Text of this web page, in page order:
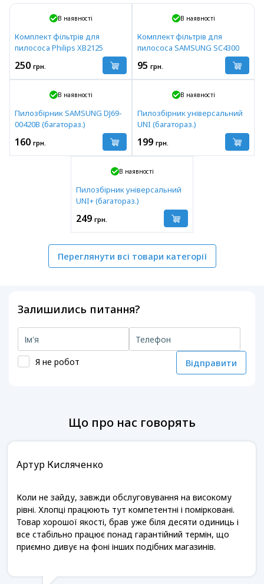
В наявності
Комплект фільтрів для
пилососа Philips XB2125
250 грн.
В наявності
Комплект фільтрів для
пилососа SAMSUNG SC4300
95 грн.
В наявності
Пилозбірник SAMSUNG DJ69-
00420B (багатораз.)
160 грн.
В наявності
Пилозбірник універсальний
UNI (багатораз.)
199 грн.
В наявності
Пилозбірник універсальний
UNI+ (багатораз.)
249 грн.
Переглянути всі товари категорії
Залишились питання?
Я не робот Відправити
Що про нас говорять
Артур Кисляченко
Коли не зайду, завжди обслуговування на високому
рівні. Хлопці працюють тут компетентні і помірковані.
Товар хорошої якості, брав уже біля десяти одиниць і
все стабільно працює понад гарантійний термін, що
приємно дивує на фоні інших подібних магазинів.